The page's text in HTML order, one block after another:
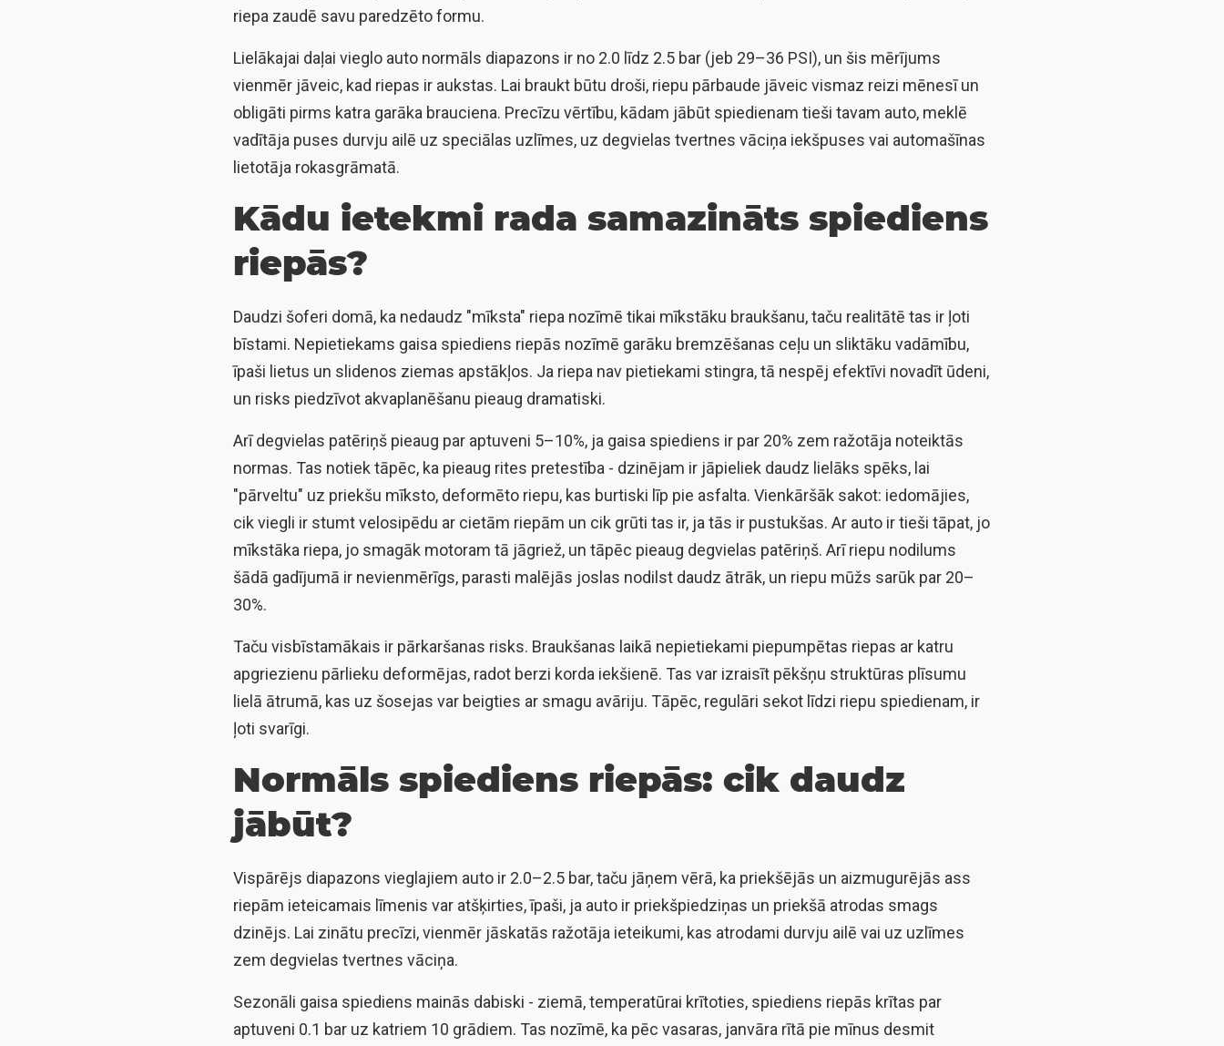
riepa zaudē savu paredzēto formu.
Lielākajai daļai vieglo auto normāls diapazons ir no 2.0 līdz 2.5 bar (jeb 29–36 PSI), un šis mērījums
vienmēr jāveic, kad riepas ir aukstas. Lai braukt būtu droši, riepu pārbaude jāveic vismaz reizi mēnesī un
obligāti pirms katra garāka brauciena. Precīzu vērtību, kādam jābūt spiedienam tieši tavam auto, meklē
vadītāja puses durvju ailē uz speciālas uzlīmes, uz degvielas tvertnes vāciņa iekšpuses vai automašīnas
lietotāja rokasgrāmatā.
Kādu ietekmi rada samazināts spiediens
riepās?
Daudzi šoferi domā, ka nedaudz "mīksta" riepa nozīmē tikai mīkstāku braukšanu, taču realitātē tas ir ļoti
bīstami. Nepietiekams gaisa spiediens riepās nozīmē garāku bremzēšanas ceļu un sliktāku vadāmību,
īpaši lietus un slidenos ziemas apstākļos. Ja riepa nav pietiekami stingra, tā nespēj efektīvi novadīt ūdeni,
un risks piedzīvot akvaplanēšanu pieaug dramatiski.
Arī degvielas patēriņš pieaug par aptuveni 5–10%, ja gaisa spiediens ir par 20% zem ražotāja noteiktās
normas. Tas notiek tāpēc, ka pieaug rites pretestība - dzinējam ir jāpieliek daudz lielāks spēks, lai
"pārveltu" uz priekšu mīksto, deformēto riepu, kas burtiski līp pie asfalta. Vienkāršāk sakot: iedomājies,
cik viegli ir stumt velosipēdu ar cietām riepām un cik grūti tas ir, ja tās ir pustukšas. Ar auto ir tieši tāpat, jo
mīkstāka riepa, jo smagāk motoram tā jāgriež, un tāpēc pieaug degvielas patēriņš. Arī riepu nodilums
šādā gadījumā ir nevienmērīgs, parasti malējās joslas nodilst daudz ātrāk, un riepu mūžs sarūk par 20–
30%.
Taču visbīstamākais ir pārkaršanas risks. Braukšanas laikā nepietiekami piepumpētas riepas ar katru
apgriezienu pārlieku deformējas, radot berzi korda iekšienē. Tas var izraisīt pēkšņu struktūras plīsumu
lielā ātrumā, kas uz šosejas var beigties ar smagu avāriju. Tāpēc, regulāri sekot līdzi riepu spiedienam, ir
ļoti svarīgi.
Normāls spiediens riepās: cik daudz
jābūt?
Vispārējs diapazons vieglajiem auto ir 2.0–2.5 bar, taču jāņem vērā, ka priekšējās un aizmugurējās ass
riepām ieteicamais līmenis var atšķirties, īpaši, ja auto ir priekšpiedziņas un priekšā atrodas smags
dzinējs. Lai zinātu precīzi, vienmēr jāskatās ražotāja ieteikumi, kas atrodami durvju ailē vai uz uzlīmes
zem degvielas tvertnes vāciņa.
Sezonāli gaisa spiediens mainās dabiski - ziemā, temperatūrai krītoties, spiediens riepās krītas par
aptuveni 0.1 bar uz katriem 10 grādiem. Tas nozīmē, ka pēc vasaras, janvāra rītā pie mīnus desmit